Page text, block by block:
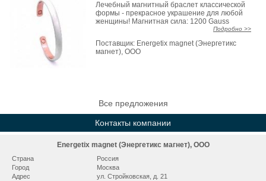
Лечебный магнитный браслет классической
формы - прекрасное украшение для любой
женщины! Магнитная сила: 1200 Gauss
Подробно >>
Поставщик: Energetix magnet (Энергетикс
магнет), ООО
Все предложения
Контакты компании
Energetix magnet (Энергетикс магнет), ООО
Страна
Россия
Город
Москва
Адрес
ул. Стройковская, д. 21